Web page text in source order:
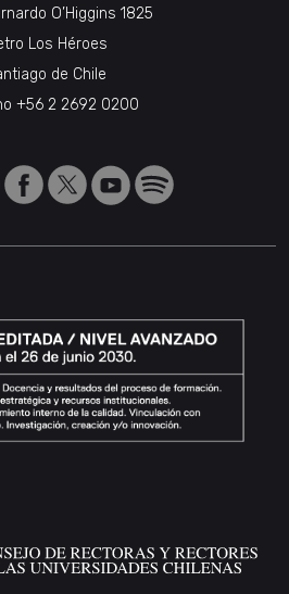
O’Higgins 1825
Los Héroes
de Chile
+56 2 2692 0200